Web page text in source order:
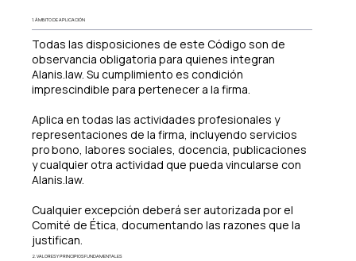
1. ÁMBITO DE APLICACIÓN
Todas las disposiciones de este Código son de
observancia obligatoria para quienes integran
Alanis.law. Su cumplimiento es condición
imprescindible para pertenecer a la firma.
Aplica en todas las actividades profesionales y
representaciones de la firma, incluyendo servicios
pro bono, labores sociales, docencia, publicaciones
y cualquier otra actividad que pueda vincularse con
Alanis.law.
Cualquier excepción deberá ser autorizada por el
Comité de Ética, documentando las razones que la
justifican.
2. VALORES Y PRINCIPIOS FUNDAMENTALES